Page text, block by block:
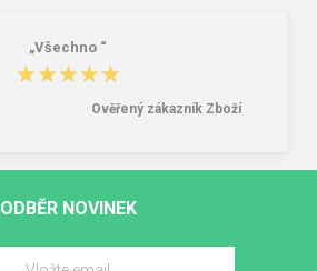
„Všechno “
★★★★★
★★★★★
Ověřený zákazník Zboží
ODBĚR NOVINEK